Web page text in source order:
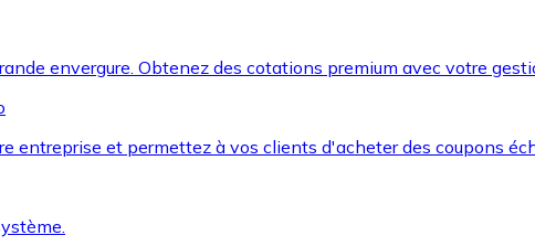
envergure. Obtenez des cotations premium avec votre
entreprise et permettez à vos clients d'acheter des coupons